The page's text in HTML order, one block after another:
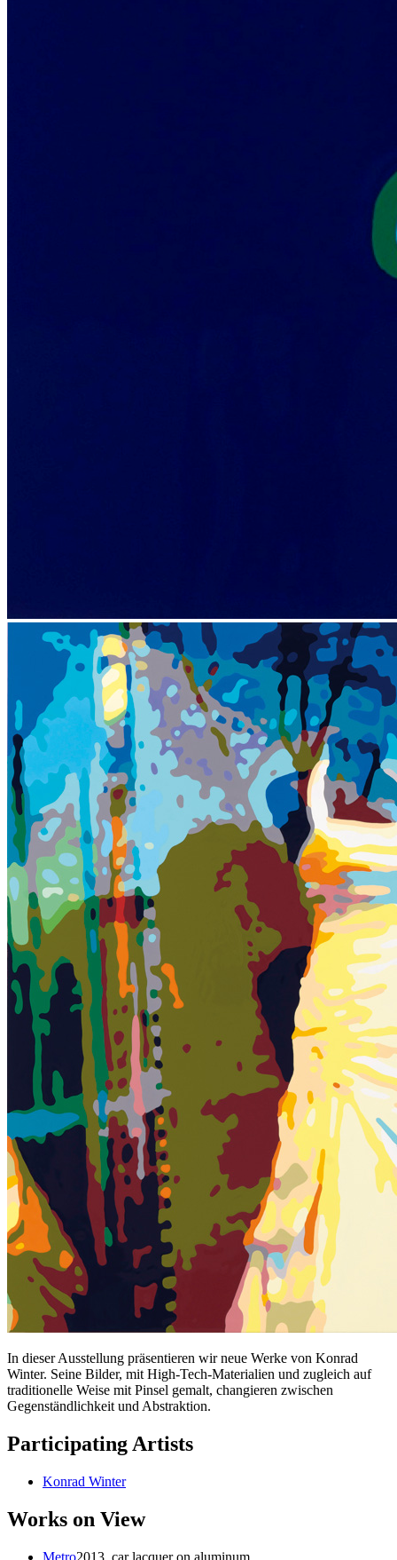
In dieser Ausstellung präsentieren wir neue Werke von Konrad
Winter. Seine Bilder, mit High-Tech-Materialien und zugleich auf
traditionelle Weise mit Pinsel gemalt, changieren zwischen
Gegenständlichkeit und Abstraktion.
Participating Artists
Konrad Winter
Works on View
Metro2013, car lacquer on aluminum